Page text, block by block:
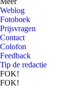
Weblog
Fotoboek
Prijsvragen
Contact
Colofon
Feedback
Tip de redactie
FOK!
FOK!